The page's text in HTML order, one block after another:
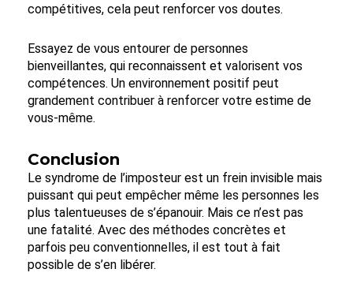
compétitives, cela peut renforcer vos doutes.
Essayez de vous entourer de personnes
bienveillantes, qui reconnaissent et valorisent vos
compétences. Un environnement positif peut
grandement contribuer à renforcer votre estime de
vous-même.
Conclusion
Le syndrome de l’imposteur est un frein invisible mais
puissant qui peut empêcher même les personnes les
plus talentueuses de s’épanouir. Mais ce n’est pas
une fatalité. Avec des méthodes concrètes et
parfois peu conventionnelles, il est tout à fait
possible de s’en libérer.